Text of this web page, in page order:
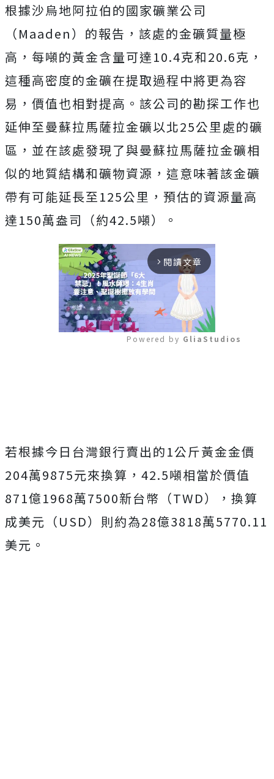
根據沙烏地阿拉伯的國家礦業公司
（Maaden）的報告，該處的金礦質量極
高，每噸的黃金含量可達10.4克和20.6克，
這種高密度的金礦在提取過程中將更為容
易，價值也相對提高。該公司的勘探工作也
延伸至曼蘇拉馬薩拉金礦以北25公里處的礦
區，並在該處發現了與曼蘇拉馬薩拉金礦相
似的地質結構和礦物資源，這意味著該金礦
帶有可能延長至125公里，預估的資源量高
達150萬盎司（約42.5噸）。
arrow_forward_ios 閱讀文章
Powered by GliaStudios
若根據今日台灣銀行賣出的1公斤黃金金價
204萬9875元來換算，42.5噸相當於價值
871億1968萬7500新台幣（TWD），換算
成美元（USD）則約為28億3818萬5770.11
美元。